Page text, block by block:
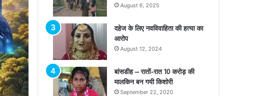
August 6, 2025
दहेज के लिए नवविवाहिता की हत्या का
आरोप
August 12, 2024
बांसडीह – रातों-रात 10 करोड़ की
मालकिन बन गयी किशोरी
September 22, 2020